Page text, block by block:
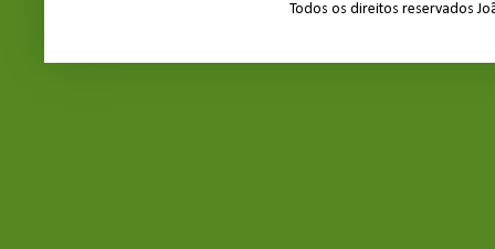
Todos os direitos reservados